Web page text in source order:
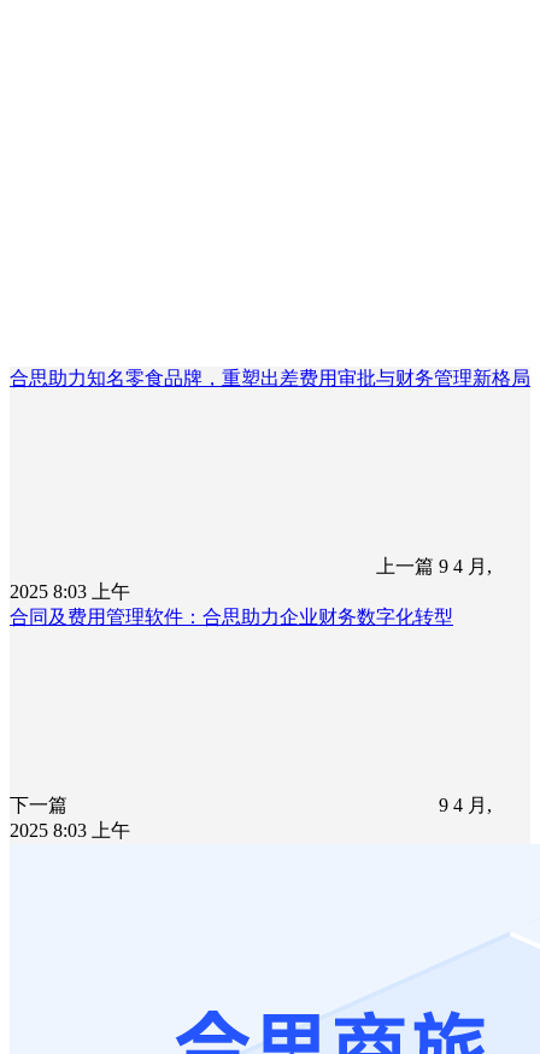
合思助力知名零食品牌，重塑出差费用审批与财务管理新格局
上一篇 9 4 月,
2025 8:03 上午
合同及费用管理软件：合思助力企业财务数字化转型
下一篇
9 4 月,
2025 8:03 上午